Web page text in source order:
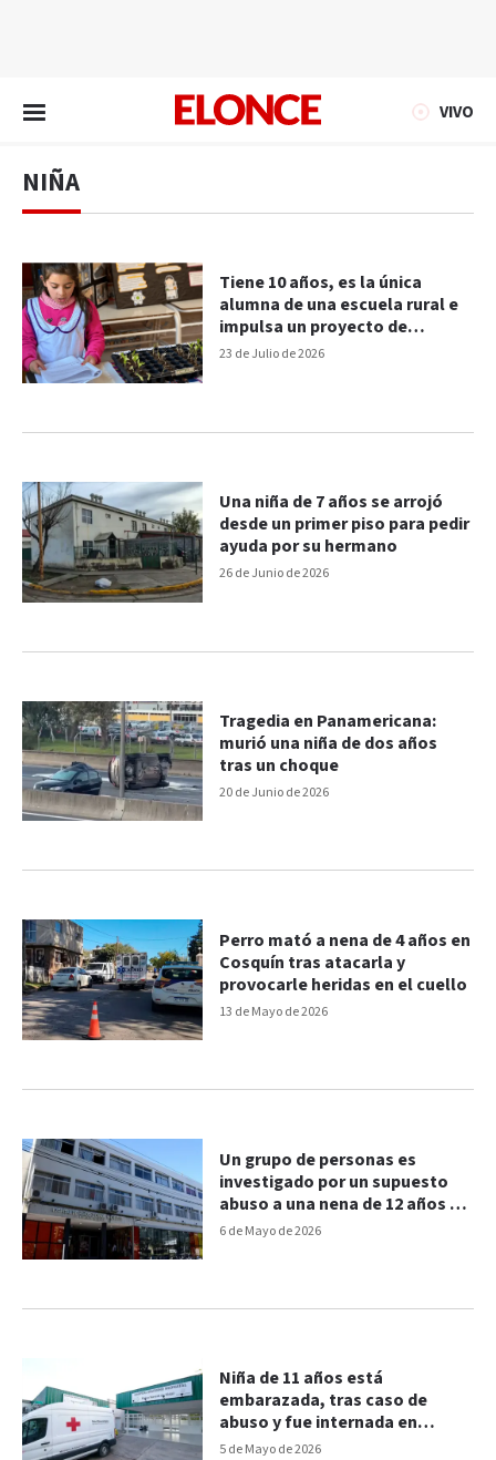
VIVO
NIÑA
23 de Julio de 2026
Tiene 10 años, es la única
alumna de una escuela rural e
impulsa un proyecto de
hidroponía
26 de Junio de 2026
Una niña de 7 años se arrojó
desde un primer piso para pedir
ayuda por su hermano
20 de Junio de 2026
Tragedia en Panamericana:
murió una niña de dos años
tras un choque
13 de Mayo de 2026
Perro mató a nena de 4 años en
Cosquín tras atacarla y
provocarle heridas en el cuello
6 de Mayo de 2026
Un grupo de personas es
investigado por un supuesto
abuso a una nena de 12 años en
Rosario
5 de Mayo de 2026
Niña de 11 años está
embarazada, tras caso de
abuso y fue internada en
Corrientes